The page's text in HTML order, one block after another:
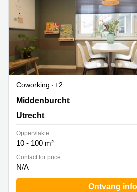
Coworking
+2
Middenburcht 136, Utrecht
Middenburcht
Utrecht
Oppervlakte:
10 - 100 m²
Contact for price:
N/A
Ontvang info